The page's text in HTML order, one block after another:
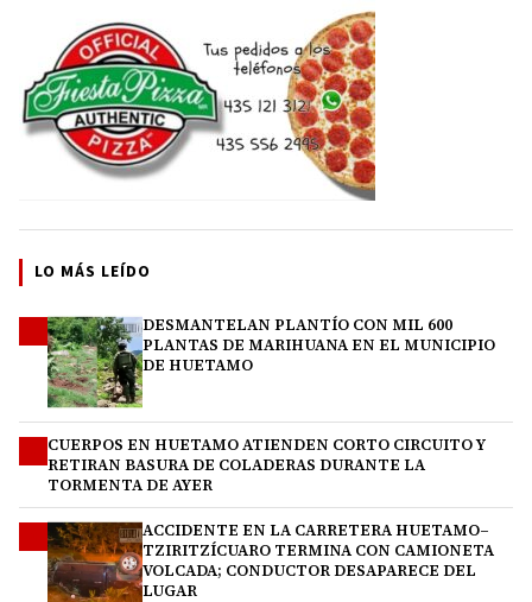
LO MÁS LEÍDO
DESMANTELAN PLANTÍO CON MIL 600
PLANTAS DE MARIHUANA EN EL MUNICIPIO
DE HUETAMO
CUERPOS EN HUETAMO ATIENDEN CORTO CIRCUITO Y
RETIRAN BASURA DE COLADERAS DURANTE LA
TORMENTA DE AYER
ACCIDENTE EN LA CARRETERA HUETAMO–
TZIRITZÍCUARO TERMINA CON CAMIONETA
VOLCADA; CONDUCTOR DESAPARECE DEL
LUGAR